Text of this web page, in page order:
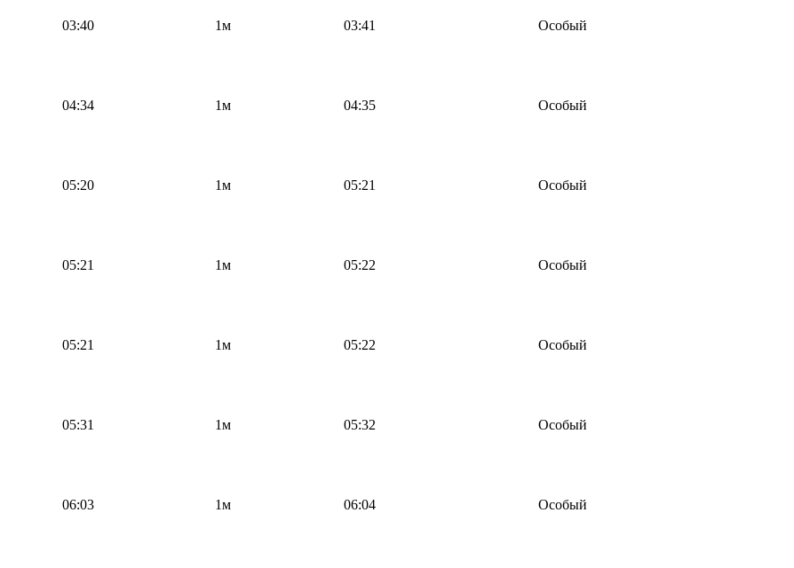
03:40 1м 03:41 Особый
04:34 1м 04:35 Особый
05:20 1м 05:21 Особый
05:21 1м 05:22 Особый
05:21 1м 05:22 Особый
05:31 1м 05:32 Особый
06:03 1м 06:04 Особый